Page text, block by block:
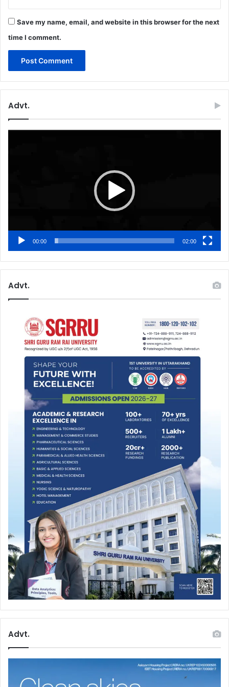
Save my name, email, and website in this browser for the next
time I comment.
Advt.
00:00 02:00
Advt.
Advt.